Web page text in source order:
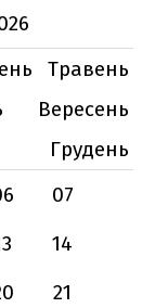
Травень
Вересень
Грудень
07
14
21